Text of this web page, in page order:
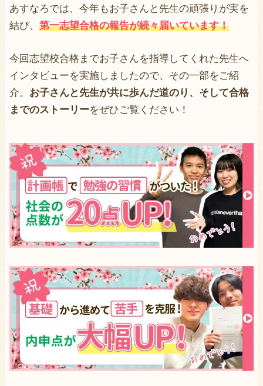
あすなろでは、今年もお子さんと先生の頑張りが実を
結び、 第一志望合格の報告が続々届いています！
今回志望校合格までお子さんを指導してくれた先生へ
インタビューを実施しましたので、その一部をご紹
介。 お子さんと先生が共に歩んだ道のり、そして合格
までのストーリーをぜひご覧ください！